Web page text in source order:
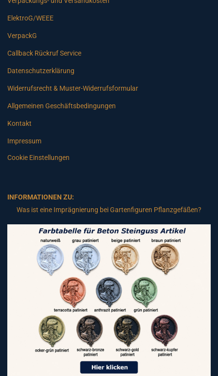
ElektroG/WEEE
VerpackG
Callback Rückruf Service
Datenschutzerklärung
Widerrufsrecht & Muster-Widerrufsformular
Allgemeinen Geschäftsbedingungen
Kontakt
Impressum
Cookie Einstellungen
INFORMATIONEN ZU:
Was ist eine Imprägnierung bei Gartenfiguren Pflanzgefäßen?